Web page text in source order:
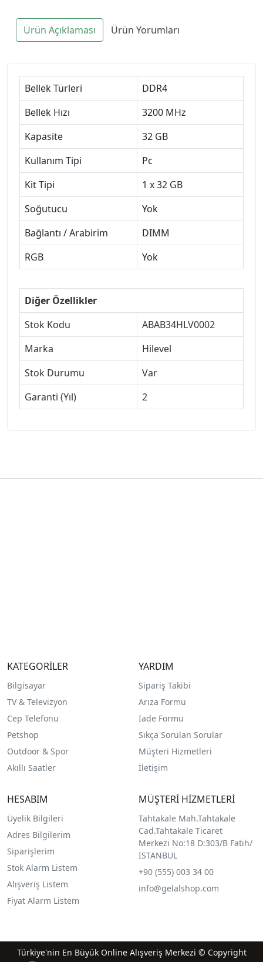
Ürün Açıklaması Ürün Yorumları
Bellek Türleri
DDR4
Bellek Hızı
3200 MHz
Kapasite
32 GB
Kullanım Tipi
Pc
Kit Tipi
1 x 32 GB
Soğutucu
Yok
Bağlantı / Arabirim
DIMM
RGB
Yok
Diğer Özellikler
Stok Kodu
ABAB34HLV0002
Marka
Hilevel
Stok Durumu
Var
Garanti (Yıl)
2
KATEGORİLER
Bilgisayar
TV & Televizyon
Cep Telefonu
Petshop
Outdoor & Spor
Akıllı Saatler
YARDIM
Sipariş Takibi
Arıza Formu
İade Formu
Sıkça Sorulan Sorular
Müşteri Hizmetleri
İletişim
HESABIM
Üyelik Bilgileri
Adres Bilgilerim
Siparişlerim
Stok Alarm Listem
Alışveriş Listem
Fiyat Alarm Listem
MÜŞTERİ HİZMETLERİ
Tahtakale Mah.Tahtakale
Cad.Tahtakale Ticaret
Merkezi No:18 D:303/B Fatih/
İSTANBUL
+90 (555) 003 34 00
info@gelalshop.com
Türkiye'nin En Büyük Online Alışveriş Merkezi © Copyright